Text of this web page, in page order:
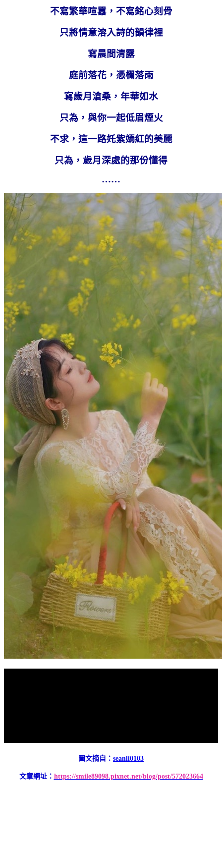
不寫繁華喧囂，不寫銘心刻骨
只將情意溶入詩的韻律裡
寫晨間清露
庭前落花，憑欄落雨
寫歲月滄桑，年華如水
只為，與你一起低眉煙火
不求，這一路奼紫嫣紅的美麗
只為，歲月深處的那份懂得
……
圖文摘自： seanli0103
文章網址： https://smile89098.pixnet.net/blog/post/572023664